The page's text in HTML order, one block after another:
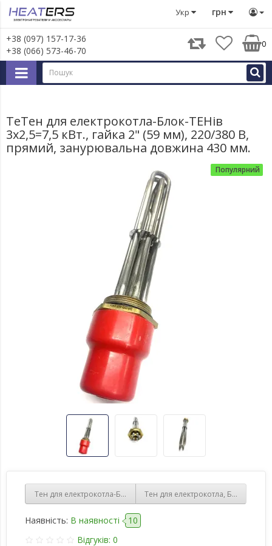
грн
Укр
+38 (097) 157-17-36
+38 (066) 573-46-70
0
Тени Блок тени Тен для електрокотла, Блок-Тенів
ТеТен для електрокотла-Блок-ТЕНів
3х2,5=7,5 кВт., гайка 2" (59 мм), 220/380 В,
прямий, занурювальна довжина 430 мм.
Популярний
Тен для електрокотла-Блок-ТЕНів 3х1,5=4,5 кВт., гайка 2" (59
Тен для електрокотла, Блок-
Наявність: В наявності
10
Відгуків: 0